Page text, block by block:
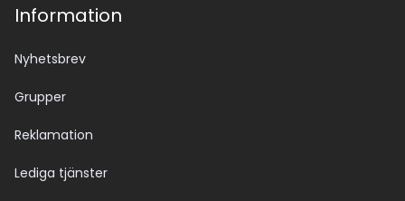
Information
Nyhetsbrev
Grupper
Reklamation
Lediga tjänster